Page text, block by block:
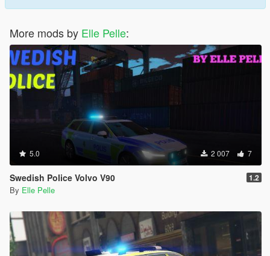
More mods by Elle Pelle:
5.0 2 007 7
Swedish Police Volvo V90 1.2
By Elle Pelle